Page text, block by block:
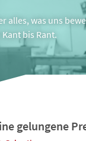
SOCIAL MEDIA
POSITIONIERUNG
REFERENZEN
TEAM
PRESSESERVICE
BLOG
alles, was uns
bis Rant.
gelungene